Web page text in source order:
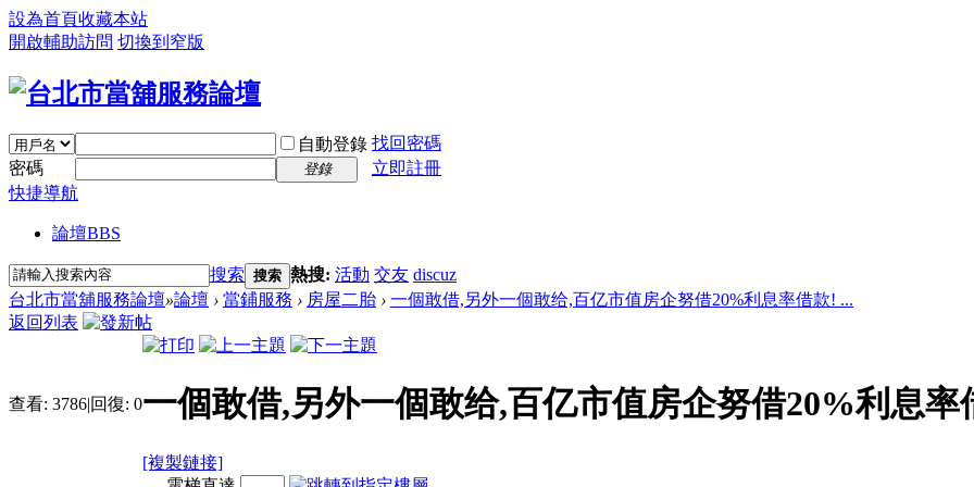
設為首頁收藏本站
開啟輔助訪問 切換到窄版
自動登錄 找回密碼
密碼
登錄
立即註冊
快捷導航
論壇BBS
搜索 搜索 熱搜: 活動 交友 discuz
台北市當舖服務論壇»論壇 › 當鋪服務 › 房屋二胎 › 一個敢借,另外一個敢给,百亿市值房企努借20%利息率借款! ...
返回列表
查看: 3786|回復: 0一個敢借,另外一個敢给,百亿市值房企努借20%利息率
[複製鏈接]